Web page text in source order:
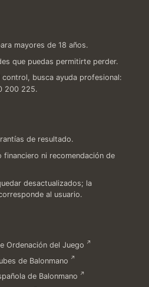
mayores de 18 años.
que puedas permitirte perder.
busca ayuda profesional:
200 225.
de resultado.
ni recomendación de
desactualizados; la
al usuario.
Ordenación del Juego
de Balonmano
de Balonmano